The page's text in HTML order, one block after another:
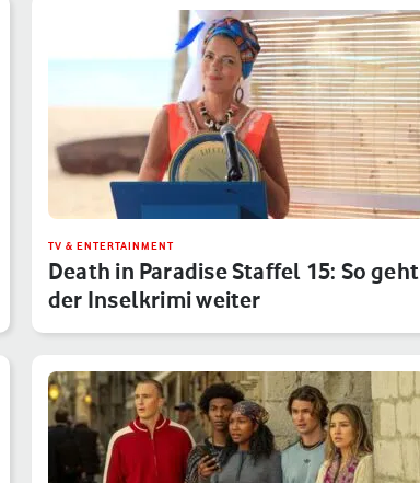
TV & ENTERTAINMENT
Death in Paradise Staffel 15: So geht
der Inselkrimi weiter